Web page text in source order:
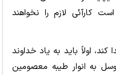
کارآئی لازم را نخواهند
اولاً باید به یاد خداوند
به انوار طیبه معصومین